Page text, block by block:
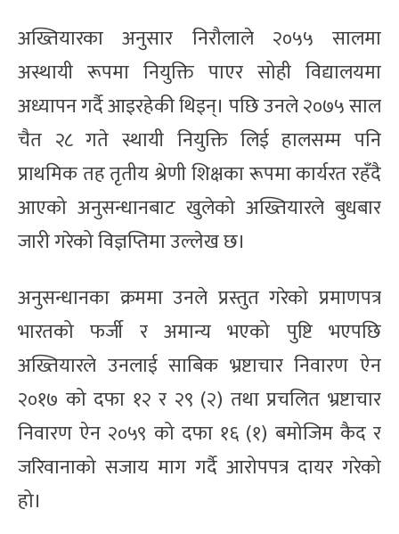
अख्तियारका अनुसार निरौलाले २०५५ सालमा
अस्थायी रूपमा नियुक्ति पाएर सोही विद्यालयमा
अध्यापन गर्दै आइरहेकी थिइन्। पछि उनले २०७५ साल
चैत २८ गते स्थायी नियुक्ति लिई हालसम्म पनि
प्राथमिक तह तृतीय श्रेणी शिक्षका रूपमा कार्यरत रहँदै
आएको अनुसन्धानबाट खुलेको अख्तियारले बुधबार
जारी गरेको विज्ञप्तिमा उल्लेख छ।
अनुसन्धानका क्रममा उनले प्रस्तुत गरेको प्रमाणपत्र
भारतको फर्जी र अमान्य भएको पुष्टि भएपछि
अख्तियारले उनलाई साबिक भ्रष्टाचार निवारण ऐन
२०१७ को दफा १२ र २९ (२) तथा प्रचलित भ्रष्टाचार
निवारण ऐन २०५९ को दफा १६ (१) बमोजिम कैद र
जरिवानाको सजाय माग गर्दै आरोपपत्र दायर गरेको
हो।